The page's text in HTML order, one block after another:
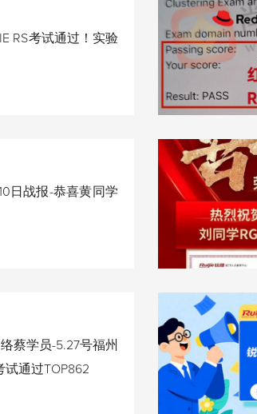
RS考试通过！实验
日战报-恭喜黄同学
蔡学员-5.27号福州
试通过TOP862